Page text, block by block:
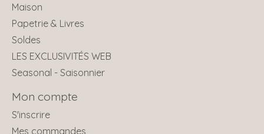
Maison
Papetrie & Livres
Soldes
LES EXCLUSIVITÉS WEB
Seasonal - Saisonnier
Mon compte
S'inscrire
Mes commandes